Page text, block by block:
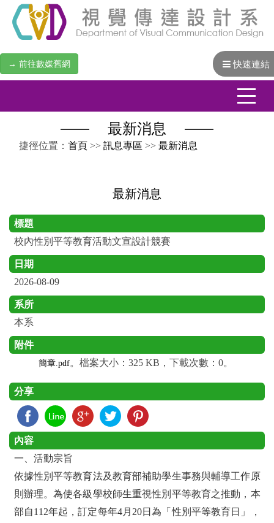
→ 前往數媒舊網
最新消息
捷徑位置： 首頁 >> 訊息專區 >> 最新消息
最新消息
標題
校內性別平等教育活動文宣設計競賽
日期
2026-08-09
系所
本系
附件
簡章.pdf。檔案大小：325 KB，下載次數：0。
分享
內容
一、活動宗旨
依據性別平等教育法及教育部補助學生事務與輔導工作原
則辦理。為使各級學校師生重視性別平等教育之推動，本
部自112年起，訂定每年4月20日為「性別平等教育日」，
快速連結